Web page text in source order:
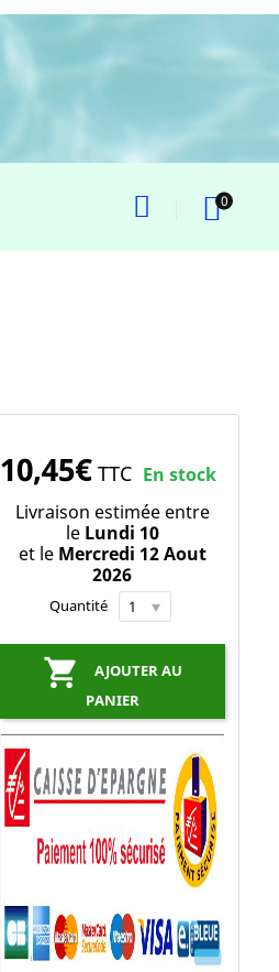
0
10,45€ TTC En stock
Livraison estimée entre
le Lundi 10
et le Mercredi 12 Aout
2026
Quantité

AJOUTER AU
PANIER